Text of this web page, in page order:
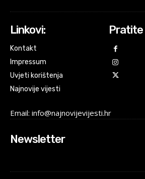
Linkovi:
Kontakt
Impressum
Uvjeti korištenja
Najnovije vijesti
Pratite
Email: info@najnovijevijesti.hr
Newsletter